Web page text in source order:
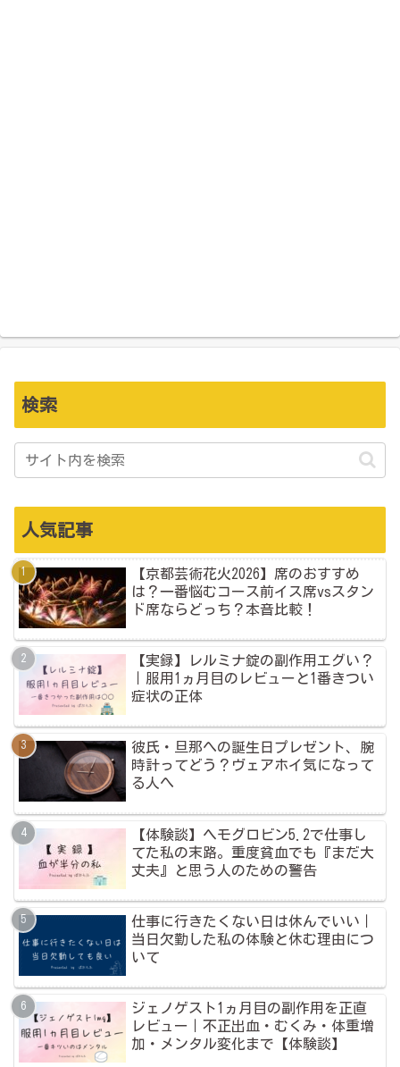
検索
人気記事
【京都芸術花火2026】席のおすすめ
は？一番悩むコース前イス席vsスタン
ド席ならどっち？本音比較！
【実録】レルミナ錠の副作用エグい？
｜服用1ヵ月目のレビューと1番きつい
症状の正体
彼氏・旦那への誕生日プレゼント、腕
時計ってどう？ヴェアホイ気になって
る人へ
【体験談】ヘモグロビン5.2で仕事し
てた私の末路。重度貧血でも『まだ大
丈夫』と思う人のための警告
仕事に行きたくない日は休んでいい｜
当日欠勤した私の体験と休む理由につ
いて
ジェノゲスト1ヵ月目の副作用を正直
レビュー｜不正出血・むくみ・体重増
加・メンタル変化まで【体験談】